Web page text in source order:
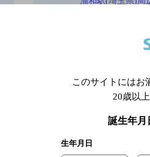
このサイトにはお
20歳以
誕生年月
生年月日